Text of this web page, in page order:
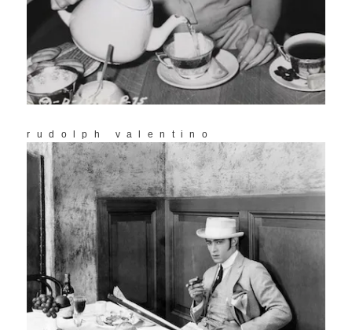
rudolph valentino